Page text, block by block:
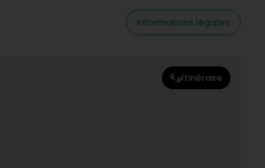
Informations légales
Itinéraire